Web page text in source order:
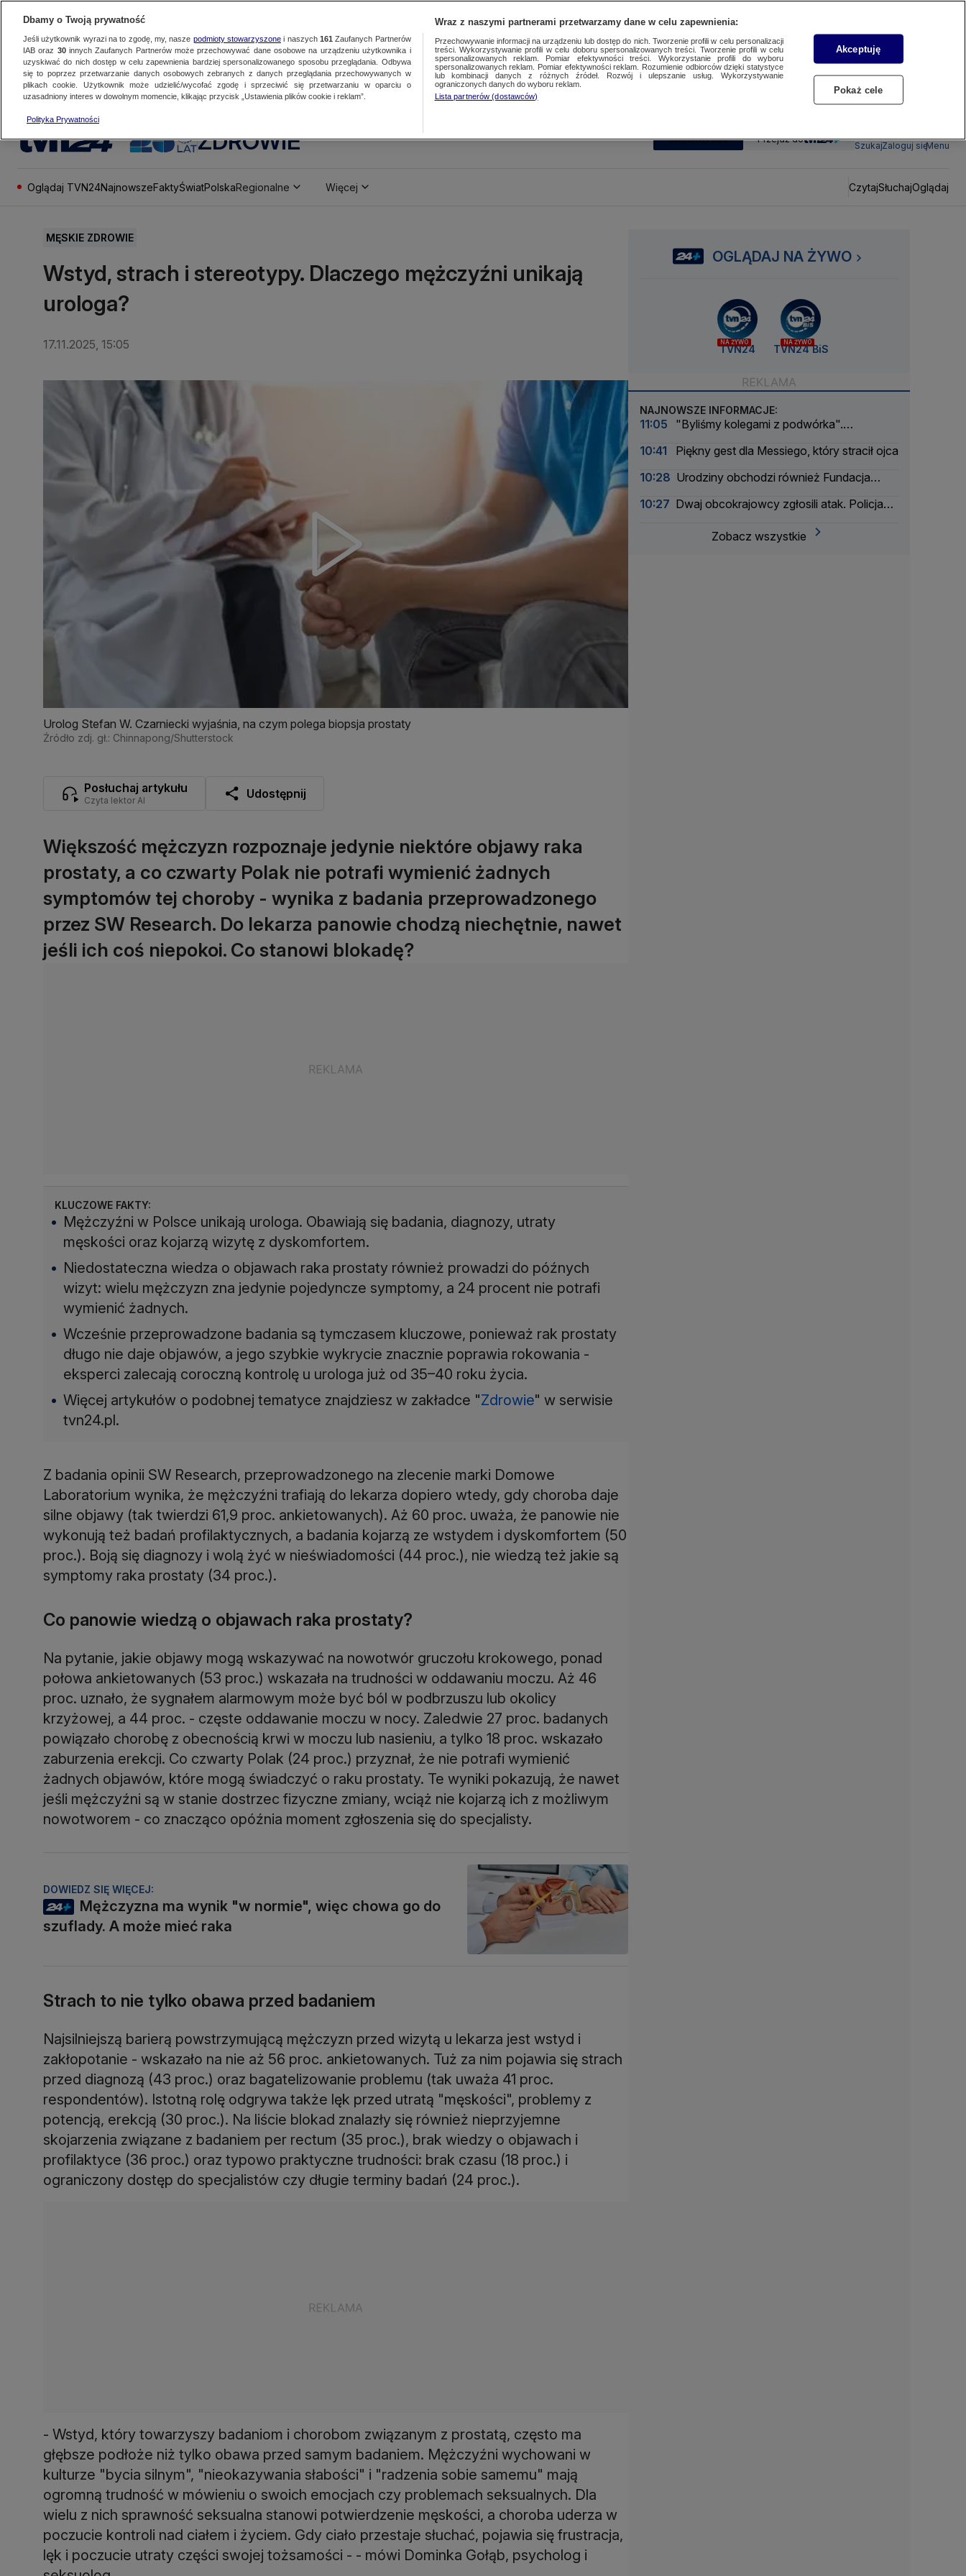
ZDROWIE SUBSKRYBUJ Przejdź do
SzukajZaloguj sięMenu
Oglądaj TVN24NajnowszeFaktyŚwiatPolskaRegionalne Więcej CzytajSłuchajOglądaj
MĘSKIE ZDROWIE
Wstyd, strach i stereotypy. Dlaczego mężczyźni unikają
urologa?
17.11.2025, 15:05
Urolog Stefan W. Czarniecki wyjaśnia, na czym polega biopsja prostaty
Źródło zdj. gł.: Chinnapong/Shutterstock
Posłuchaj artykułu
Czyta lektor AI Udostępnij
Większość mężczyzn rozpoznaje jedynie niektóre objawy raka
prostaty, a co czwarty Polak nie potrafi wymienić żadnych
symptomów tej choroby - wynika z badania przeprowadzonego
przez SW Research. Do lekarza panowie chodzą niechętnie, nawet
jeśli ich coś niepokoi. Co stanowi blokadę?
KLUCZOWE FAKTY:
Mężczyźni w Polsce unikają urologa. Obawiają się badania, diagnozy, utraty
męskości oraz kojarzą wizytę z dyskomfortem.
Niedostateczna wiedza o objawach raka prostaty również prowadzi do późnych
wizyt: wielu mężczyzn zna jedynie pojedyncze symptomy, a 24 procent nie potrafi
wymienić żadnych.
Wcześnie przeprowadzone badania są tymczasem kluczowe, ponieważ rak prostaty
długo nie daje objawów, a jego szybkie wykrycie znacznie poprawia rokowania -
eksperci zalecają coroczną kontrolę u urologa już od 35–40 roku życia.
Więcej artykułów o podobnej tematyce znajdziesz w zakładce "Zdrowie" w serwisie
tvn24.pl.
Z badania opinii SW Research, przeprowadzonego na zlecenie marki Domowe
Laboratorium wynika, że mężczyźni trafiają do lekarza dopiero wtedy, gdy choroba daje
silne objawy (tak twierdzi 61,9 proc. ankietowanych). Aż 60 proc. uważa, że panowie nie
wykonują też badań profilaktycznych, a badania kojarzą ze wstydem i dyskomfortem (50
proc.). Boją się diagnozy i wolą żyć w nieświadomości (44 proc.), nie wiedzą też jakie są
symptomy raka prostaty (34 proc.).
Co panowie wiedzą o objawach raka prostaty?
Na pytanie, jakie objawy mogą wskazywać na nowotwór gruczołu krokowego, ponad
połowa ankietowanych (53 proc.) wskazała na trudności w oddawaniu moczu. Aż 46
proc. uznało, że sygnałem alarmowym może być ból w podbrzuszu lub okolicy
krzyżowej, a 44 proc. - częste oddawanie moczu w nocy. Zaledwie 27 proc. badanych
powiązało chorobę z obecnością krwi w moczu lub nasieniu, a tylko 18 proc. wskazało
zaburzenia erekcji. Co czwarty Polak (24 proc.) przyznał, że nie potrafi wymienić
żadnych objawów, które mogą świadczyć o raku prostaty. Te wyniki pokazują, że nawet
jeśli mężczyźni są w stanie dostrzec fizyczne zmiany, wciąż nie kojarzą ich z możliwym
nowotworem - co znacząco opóźnia moment zgłoszenia się do specjalisty.
DOWIEDZ SIĘ WIĘCEJ:
Mężczyzna ma wynik "w normie", więc chowa go do
szuflady. A może mieć raka
Strach to nie tylko obawa przed badaniem
Najsilniejszą barierą powstrzymującą mężczyzn przed wizytą u lekarza jest wstyd i
zakłopotanie - wskazało na nie aż 56 proc. ankietowanych. Tuż za nim pojawia się strach
przed diagnozą (43 proc.) oraz bagatelizowanie problemu (tak uważa 41 proc.
respondentów). Istotną rolę odgrywa także lęk przed utratą "męskości", problemy z
potencją, erekcją (30 proc.). Na liście blokad znalazły się również nieprzyjemne
skojarzenia związane z badaniem per rectum (35 proc.), brak wiedzy o objawach i
profilaktyce (36 proc.) oraz typowo praktyczne trudności: brak czasu (18 proc.) i
ograniczony dostęp do specjalistów czy długie terminy badań (24 proc.).
- Wstyd, który towarzyszy badaniom i chorobom związanym z prostatą, często ma
głębsze podłoże niż tylko obawa przed samym badaniem. Mężczyźni wychowani w
kulturze "bycia silnym", "nieokazywania słabości" i "radzenia sobie samemu" mają
ogromną trudność w mówieniu o swoich emocjach czy problemach seksualnych. Dla
wielu z nich sprawność seksualna stanowi potwierdzenie męskości, a choroba uderza w
poczucie kontroli nad ciałem i życiem. Gdy ciało przestaje słuchać, pojawia się frustracja,
lęk i poczucie utraty części swojej tożsamości - - mówi Dominka Gołąb, psycholog i
OGLĄDAJ NA ŻYWO
NA ŻYWO
TVN24
NA ŻYWO
TVN24 BiS
NAJNOWSZE INFORMACJE:
11:05
"Byliśmy kolegami z podwórka".
10:41
Piękny gest dla Messiego, który stracił ojca
10:28 Urodziny obchodzi również Fundacja
10:27 Dwaj obcokrajowcy zgłosili atak. Policja
Zobacz wszystkie
Dbamy o Twoją prywatność
Jeśli użytkownik wyrazi na to zgodę, my, nasze podmioty stowarzyszonei naszych 161 Zaufanych Partnerów
IAB oraz 30innych Zaufanych Partnerów może przechowywać dane osobowe na urządzeniu użytkownika i
uzyskiwać do nich dostęp w celu zapewnienia bardziej spersonalizowanego sposobu przeglądania. Odbywa
się to poprzez przetwarzanie danych osobowych zebranych z danych przeglądania przechowywanych w
plikach cookie. Użytkownik może udzielić/wycofać zgodę i sprzeciwić się przetwarzaniu w oparciu o
uzasadniony interes w dowolnym momencie, klikając przycisk „Ustawienia plików cookie i reklam”.
Polityka Prywatności
Wraz z naszymi partnerami przetwarzamy dane w celu zapewnienia:
Przechowywanie informacji na urządzeniu lub dostęp do nich. Tworzenie profili w celu personalizacji
treści. Wykorzystywanie profili w celu doboru spersonalizowanych treści. Tworzenie profili w celu
spersonalizowanych reklam. Pomiar efektywności treści. Wykorzystanie profili do wyboru
spersonalizowanych reklam. Pomiar efektywności reklam. Rozumienie odbiorców dzięki statystyce
lub kombinacji danych z różnych źródeł. Rozwój i ulepszanie usług. Wykorzystywanie
ograniczonych danych do wyboru reklam.
Lista partnerów (dostawców)
Akceptuję
Pokaż cele